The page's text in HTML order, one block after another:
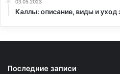
03.05.2023
Каллы: описание, виды и уход
Последние записи